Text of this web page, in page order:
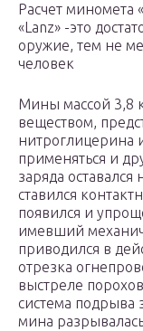
Расчет миномета
«Lanz» -это
оружие, тем не
человек
Мины массой 3,8
веществом,
нитроглицерина
применяться и
заряда
ставился
появился и
имевший
приводился в
отрезка
выстреле
система подрыва
мина